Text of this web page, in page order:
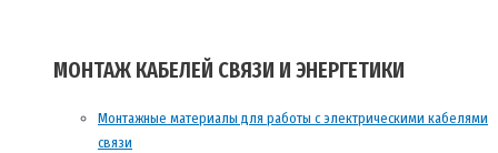
МОНТАЖ КАБЕЛЕЙ СВЯЗИ И ЭНЕРГЕТИКИ
Монтажные материалы для работы с электрическими кабелями
связи